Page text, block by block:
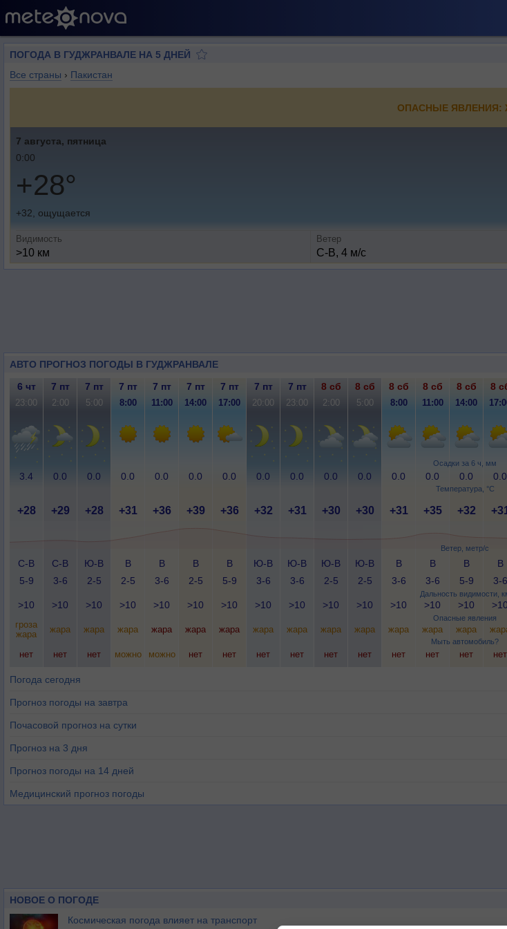
ПОГОДА В ГУДЖРАНВАЛЕ НА 5 ДНЕЙ
Все страны › Пакистан
ОПАСНЫЕ ЯВЛЕНИЯ:
7 августа, пятница
0:00
+28°
+32, ощущается
Видимость
>10 км
Ветер
С-В, 4 м/с
АВТО ПРОГНОЗ ПОГОДЫ В ГУДЖРАНВАЛЕ
Осадки за 6 ч, мм
Температура, °C
Ветер, метр/с
Дальность видимости,
Опасные явления
Мыть автомобиль?
6 чт 7 пт 7 пт 7 пт 7 пт 7 пт 7 пт 7 пт 7 пт 8 сб 8 сб 8 сб 8 сб 8 сб 8
23:00 2:00 5:00 8:00 11:00 14:00 17:00 20:00 23:00 2:00 5:00 8:00 11:00 14:00
3.4 0.0 0.0 0.0 0.0 0.0 0.0 0.0 0.0 0.0 0.0 0.0 0.0 0.0 0.0
+28 +29 +28 +31 +36 +39 +36 +32 +31 +30 +30 +31 +35 +32
С-В
5-9
С-В
3-6
Ю-В
2-5
В
2-5
В
3-6
В
2-5
В
5-9
Ю-В
3-6
Ю-В
3-6
Ю-В
2-5
Ю-В
2-5
В
3-6
В
3-6
В
5-9
В
3-6
>10 >10 >10 >10 >10 >10 >10 >10 >10 >10 >10 >10 >10 >10 >10
гроза
жара
жара жара жара жара жара жара жара жара жара жара жара жара жара
нет нет нет можно можно нет нет нет нет нет нет нет нет нет нет
Погода сегодня
Прогноз погоды на завтра
Почасовой прогноз на сутки
Прогноз на 3 дня
Прогноз погоды на 14 дней
Медицинский прогноз погоды
НОВОЕ О ПОГОДЕ
Космическая погода влияет на транспорт